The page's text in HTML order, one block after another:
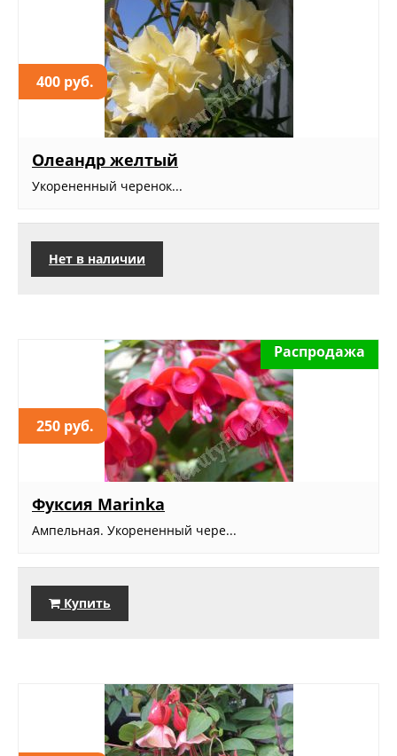
400 руб.
Олеандр желтый
Укорененный черенок...
Нет в наличии
250 руб.
Распродажа
Фуксия Marinka
Ампельная. Укорененный чере...
Купить